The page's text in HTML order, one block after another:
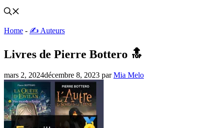
Home - ✍️ Auteurs
Livres de Pierre Bottero 🔝
mars 2, 2024décembre 8, 2023 parMia Melo